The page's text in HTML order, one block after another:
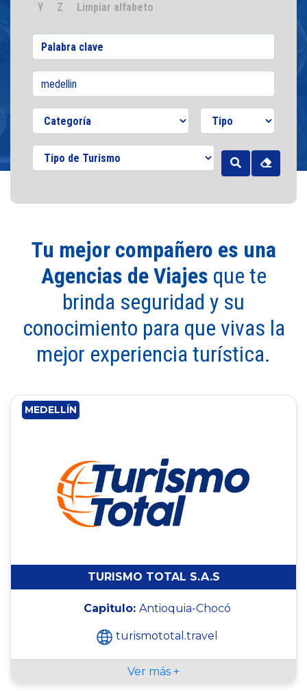
Y
Z Limpiar alfabeto
Tu mejor compañero es una
Agencias de Viajes que te
brinda seguridad y su
conocimiento para que vivas la
mejor experiencia turística.
MEDELLÍN
TURISMO TOTAL S.A.S
Capitulo: Antioquia-Chocó
turismototal.travel
Ver más +